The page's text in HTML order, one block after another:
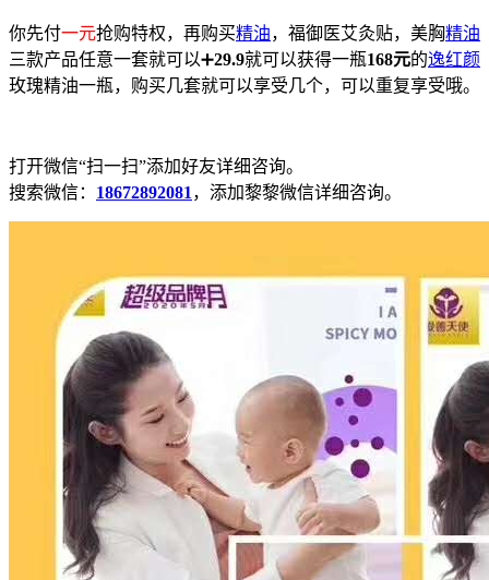
你先付一元抢购特权，再购买精油，福御医艾灸贴，美胸精油
三款产品任意一套就可以➕29.9就可以获得一瓶168元的逸红颜
玫瑰精油一瓶，购买几套就可以享受几个，可以重复享受哦。
打开微信“扫一扫”添加好友详细咨询。
搜索微信： 18672892081 ，添加黎黎微信详细咨询。